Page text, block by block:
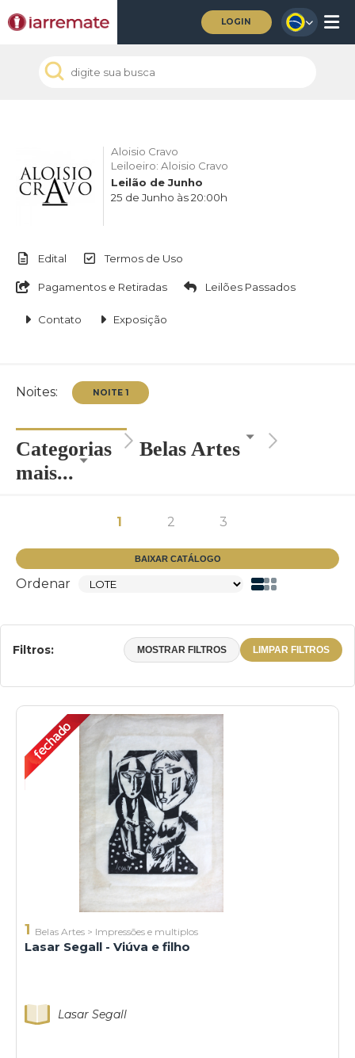
LOGIN
Aloisio Cravo
Leiloeiro: Aloisio Cravo
Leilão de Junho
25 de Junho às 20:00h
Edital Termos de Uso
Pagamentos e Retiradas Leilões Passados
Contato Exposição
Noites:
Categorias
Belas Artes
mais...
1 2 3
BAIXAR CATÁLOGO
Ordenar
Filtros: MOSTRAR FILTROS LIMPAR FILTROS
1 Belas Artes > Impressões e multiplos
Lasar Segall - Viúva e filho
Lasar Segall